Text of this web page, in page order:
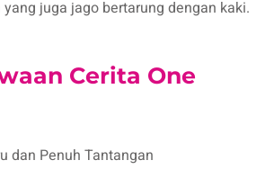
yang juga jago bertarung dengan kaki.
Cerita One
dan Penuh Tantangan